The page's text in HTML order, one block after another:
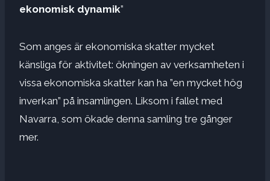
ekonomisk dynamik”
Som anges är ekonomiska skatter mycket
känsliga för aktivitet: ökningen av verksamheten i
vissa ekonomiska skatter kan ha ”en mycket hög
inverkan” på insamlingen. Liksom i fallet med
Navarra, som ökade denna samling tre gånger
mer.